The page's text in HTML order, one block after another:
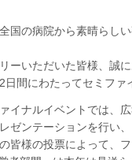
国の病院から素晴らし
ーいただいた皆様、誠
日間にわたってセミファ
イナルイベントでは、
ゼンテーションを行い、
皆様の投票によって、